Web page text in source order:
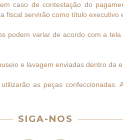
caso de contestação do
servirão como título executivo
podem variar de acordo com a
e lavagem enviadas dentro da
as peças confeccionadas.
SIGA-NOS